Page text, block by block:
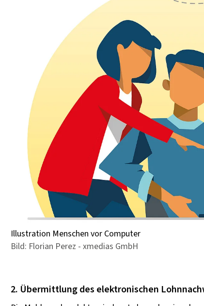
Illustration Menschen vor Computer
Bild: Florian Perez - xmedias GmbH
2. Übermittlung des elektronischen